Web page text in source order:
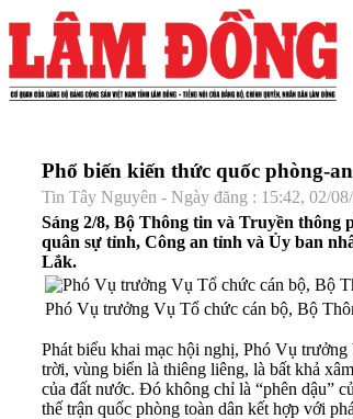
Phổ biến kiến thức quốc phòng-
Tin Tây Nguyên - Ngày đăng : 15:42, 02/
Sáng 2/8, Bộ Thông tin và Truyền
quân sự tỉnh, Công an tỉnh và Ủy ban
Lắk.
Phó Vụ trưởng Vụ Tổ chức cán bộ, Bộ
Phát biểu khai mạc hội nghị, Phó Vụ
trời, vùng biển là thiêng liêng, là bất khả
của đất nước. Đó không chỉ là “phên dậu”
thế trận quốc phòng toàn dân kết hợp với